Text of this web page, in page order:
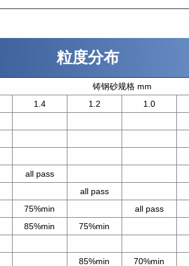
粒度分布
铸钢砂规格 mm
1.4 1.2 1.0
all pass
all pass
75%min
all pass
85%min 75%min
85%min 70%min